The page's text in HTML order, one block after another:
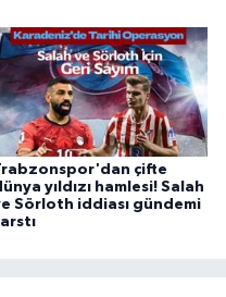
çifte
yıldızı hamlesi! Salah
Sörloth iddiası gündemi